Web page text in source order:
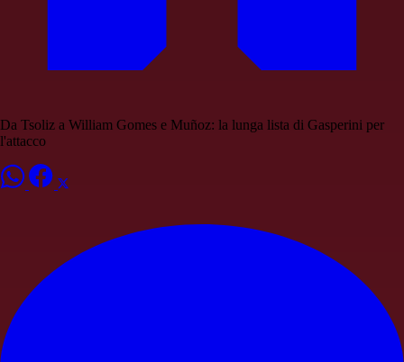
Da Tsoliz a William Gomes e Muñoz: la lunga lista di Gasperini per
l'attacco